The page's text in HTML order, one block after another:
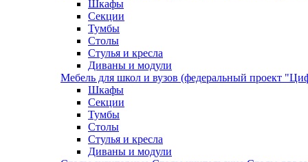
Шкафы
Секции
Тумбы
Столы
Стулья и кресла
Диваны и модули
Мебель для школ и вузов (федеральный проект
Шкафы
Секции
Тумбы
Столы
Стулья и кресла
Диваны и модули